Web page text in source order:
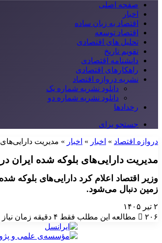
صفحه اصلی
اخبار
اقتصاد به زبان ساده
اقتصاد توسعه
تحلیل های اقتصادی
تقویم تاریخ
دانشنامه اقتصادی
راهکارهای اقتصادی
نشریه دروازه اقتصاد
دانلود نشریه شماره یک
دانلود نشریه شماره دو
رخدادها
جستجو برای
دروازه اقتصاد » اخبار » اخبار » مدیریت
مدیریت دارایی‌های بلوکه شده ایران
وزیر اقتصاد اعلام کرد دارایی‌های بلوکه
زمین دنبال می‌شود.
۲ تیر ۱۴۰۵
۲۰۶
مطالعه این مطلب فقط ۴ دقیقه زمان نیاز دارد!